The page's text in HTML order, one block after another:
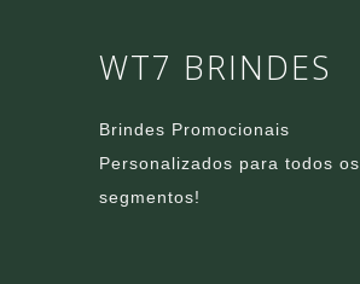
WT7 BRINDES
Brindes Promocionais
Personalizados para todos os
segmentos!